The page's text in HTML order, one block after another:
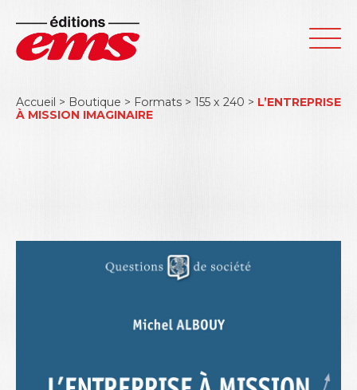
Accueil > Boutique > Formats > 155 x 240 > L’ENTREPRISE
À MISSION IMAGINAIRE